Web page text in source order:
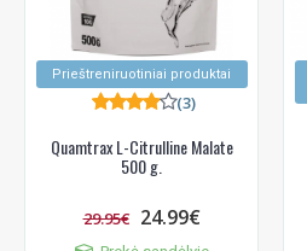
Prieštreniruotiniai produktai
Quamtrax L-Citrulline Malate
500 g.
(3)
29.95€ 24.99€